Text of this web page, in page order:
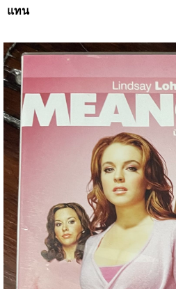
แทน